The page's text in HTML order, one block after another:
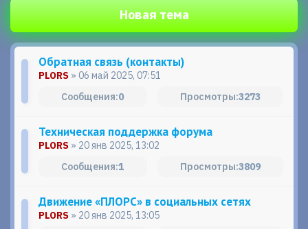
Новая тема
Обратная связь (контакты)
PLORS » 06 май 2025, 07:51
0
3273
Техническая поддержка форума
PLORS » 20 янв 2025, 13:02
1
3809
Движение «ПЛОРС» в социальных сетях
PLORS » 20 янв 2025, 13:05